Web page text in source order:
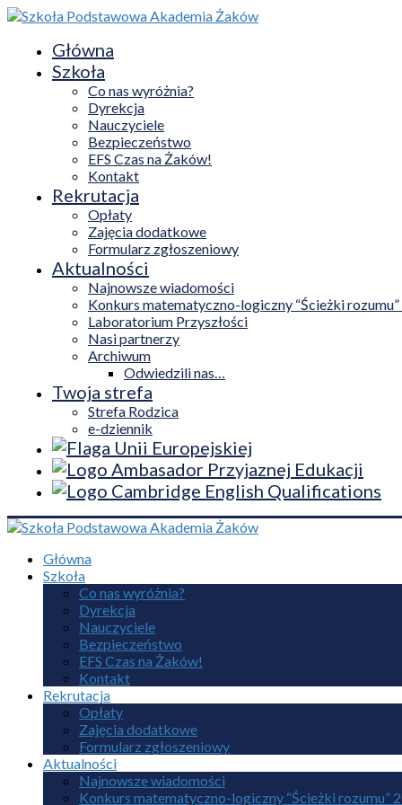
Główna
Szkoła
Co nas wyróżnia?
Dyrekcja
Nauczyciele
Bezpieczeństwo
EFS Czas na Żaków!
Kontakt
Rekrutacja
Opłaty
Zajęcia dodatkowe
Formularz zgłoszeniowy
Aktualności
Najnowsze wiadomości
Konkurs matematyczno-logiczny “Ścieżki
Laboratorium Przyszłości
Nasi partnerzy
Archiwum
Odwiedzili nas…
Twoja strefa
Strefa Rodzica
e-dziennik
Główna
Szkoła
Co nas wyróżnia?
Dyrekcja
Nauczyciele
Bezpieczeństwo
EFS Czas na Żaków!
Kontakt
Rekrutacja
Opłaty
Zajęcia dodatkowe
Formularz zgłoszeniowy
Aktualności
Najnowsze wiadomości
Konkurs matematyczno-logiczny “Ścieżki rozumu”